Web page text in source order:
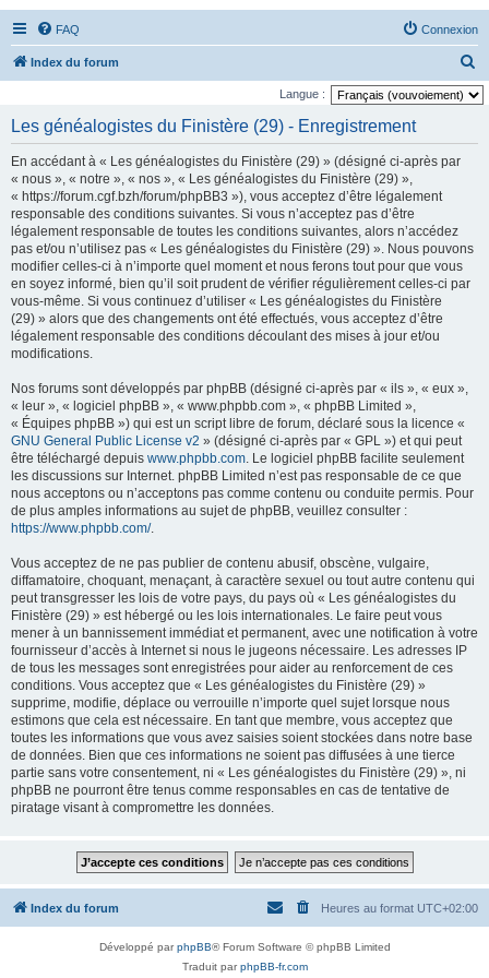
FAQ Connexion
Index du forum
e
Langue :
Les généalogistes du Finistère (29) - Enregistrement
En accédant à « Les généalogistes du Finistère (29) » (désigné ci-après par
« nous », « notre », « nos », « Les généalogistes du Finistère (29) »,
« https://forum.cgf.bzh/forum/phpBB3 »), vous acceptez d’être légalement
responsable des conditions suivantes. Si vous n’acceptez pas d’être
légalement responsable de toutes les conditions suivantes, alors n’accédez
pas et/ou n’utilisez pas « Les généalogistes du Finistère (29) ». Nous pouvons
modifier celles-ci à n’importe quel moment et nous ferons tout pour que vous
en soyez informé, bien qu’il soit prudent de vérifier régulièrement celles-ci par
vous-même. Si vous continuez d’utiliser « Les généalogistes du Finistère
(29) » alors que des changements ont été effectués, vous acceptez d’être
légalement responsable des conditions découlant des mises à jour et/ou
modifications.
Nos forums sont développés par phpBB (désigné ci-après par « ils », « eux »,
« leur », « logiciel phpBB », « www.phpbb.com », « phpBB Limited »,
« Équipes phpBB ») qui est un script libre de forum, déclaré sous la licence «
GNU General Public License v2 » (désigné ci-après par « GPL ») et qui peut
être téléchargé depuis www.phpbb.com. Le logiciel phpBB facilite seulement
les discussions sur Internet. phpBB Limited n’est pas responsable de ce que
nous acceptons ou n’acceptons pas comme contenu ou conduite permis. Pour
de plus amples informations au sujet de phpBB, veuillez consulter :
https://www.phpbb.com/.
Vous acceptez de ne pas publier de contenu abusif, obscène, vulgaire,
diffamatoire, choquant, menaçant, à caractère sexuel ou tout autre contenu qui
peut transgresser les lois de votre pays, du pays où « Les généalogistes du
Finistère (29) » est hébergé ou les lois internationales. Le faire peut vous
mener à un bannissement immédiat et permanent, avec une notification à votre
fournisseur d’accès à Internet si nous le jugeons nécessaire. Les adresses IP
de tous les messages sont enregistrées pour aider au renforcement de ces
conditions. Vous acceptez que « Les généalogistes du Finistère (29) »
supprime, modifie, déplace ou verrouille n’importe quel sujet lorsque nous
estimons que cela est nécessaire. En tant que membre, vous acceptez que
toutes les informations que vous avez saisies soient stockées dans notre base
de données. Bien que ces informations ne soient pas diffusées à une tierce
partie sans votre consentement, ni « Les généalogistes du Finistère (29) », ni
phpBB ne pourront être tenus comme responsables en cas de tentative de
piratage visant à compromettre les données.
Index du forum Heures au format UTC+02:00
Développé parphpBB® Forum Software © phpBB Limited
Traduit parphpBB-fr.com